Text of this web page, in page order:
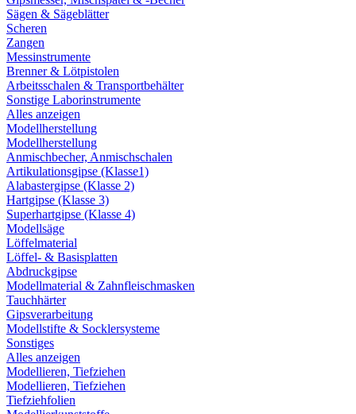
Sägen & Sägeblätter
Scheren
Zangen
Messinstrumente
Brenner & Lötpistolen
Arbeitsschalen & Transportbehälter
Sonstige Laborinstrumente
Alles anzeigen
Modellherstellung
Modellherstellung
Anmischbecher, Anmischschalen
Artikulationsgipse (Klasse1)
Alabastergipse (Klasse 2)
Hartgipse (Klasse 3)
Superhartgipse (Klasse 4)
Modellsäge
Löffelmaterial
Löffel- & Basisplatten
Abdruckgipse
Modellmaterial & Zahnfleischmasken
Tauchhärter
Gipsverarbeitung
Modellstifte & Socklersysteme
Sonstiges
Alles anzeigen
Modellieren, Tiefziehen
Modellieren, Tiefziehen
Tiefziehfolien